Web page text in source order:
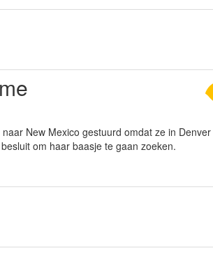
New Mexico gestuurd omdat ze in
om haar baasje te gaan zoeken.